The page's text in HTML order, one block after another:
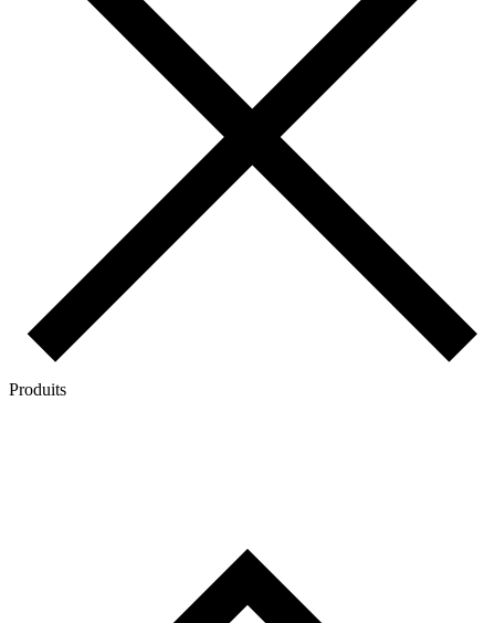
Produits